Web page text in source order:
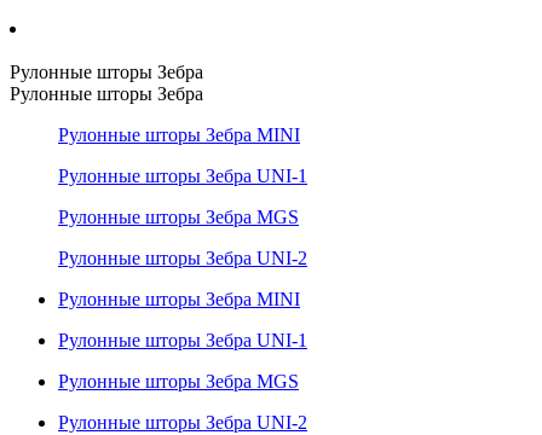
Рулонные шторы Зебра
Рулонные шторы Зебра
Рулонные шторы Зебра MINI
Рулонные шторы Зебра UNI-1
Рулонные шторы Зебра MGS
Рулонные шторы Зебра UNI-2
Рулонные шторы Зебра MINI
Рулонные шторы Зебра UNI-1
Рулонные шторы Зебра MGS
Рулонные шторы Зебра UNI-2